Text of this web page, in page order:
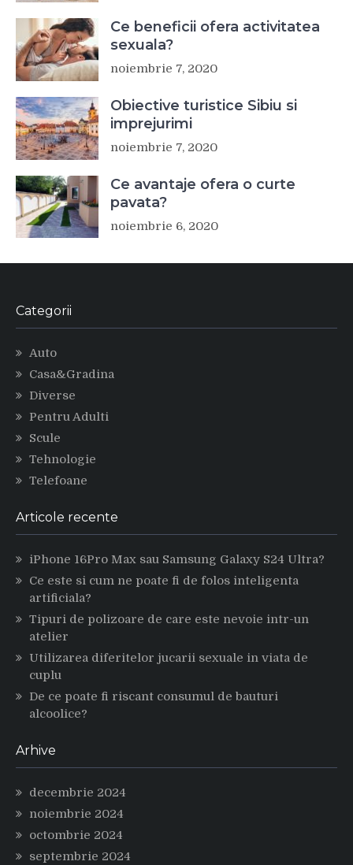
Ce beneficii ofera activitatea
sexuala?
noiembrie 7, 2020
Obiective turistice Sibiu si
imprejurimi
noiembrie 7, 2020
Ce avantaje ofera o curte
pavata?
noiembrie 6, 2020
Categorii
Auto
Casa&Gradina
Diverse
Pentru Adulti
Scule
Tehnologie
Telefoane
Articole recente
iPhone 16Pro Max sau Samsung Galaxy S24 Ultra?
Ce este si cum ne poate fi de folos inteligenta
artificiala?
Tipuri de polizoare de care este nevoie intr-un
atelier
Utilizarea diferitelor jucarii sexuale in viata de
cuplu
De ce poate fi riscant consumul de bauturi
alcoolice?
Arhive
decembrie 2024
noiembrie 2024
octombrie 2024
septembrie 2024